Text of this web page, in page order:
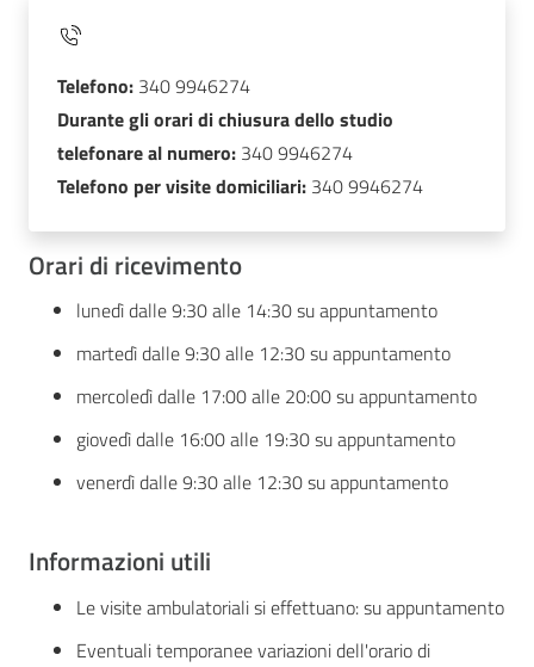
Telefono: 340 9946274
Durante gli orari di chiusura dello studio
telefonare al numero: 340 9946274
Telefono per visite domiciliari: 340 9946274
Orari di ricevimento
lunedì dalle 9:30 alle 14:30 su appuntamento
martedì dalle 9:30 alle 12:30 su appuntamento
mercoledì dalle 17:00 alle 20:00 su appuntamento
giovedì dalle 16:00 alle 19:30 su appuntamento
venerdì dalle 9:30 alle 12:30 su appuntamento
Informazioni utili
Le visite ambulatoriali si effettuano: su appuntamento
Eventuali temporanee variazioni dell'orario di